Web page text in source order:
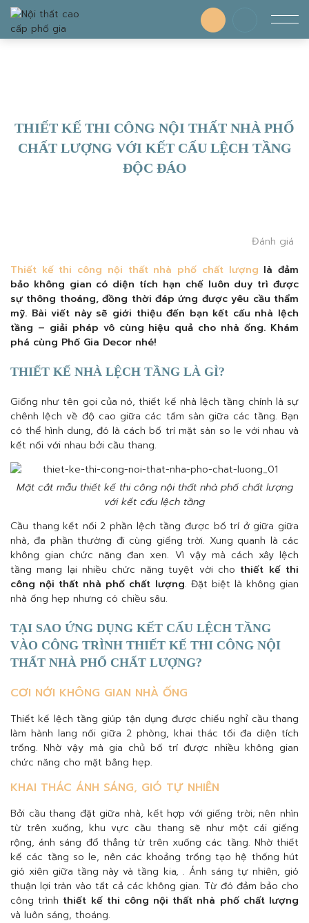
THIẾT KẾ THI CÔNG NỘI THẤT NHÀ PHỐ
CHẤT LƯỢNG VỚI KẾT CẤU LỆCH TẦNG
ĐỘC ĐÁO
Đánh giá
Thiết kế thi công nội thất nhà phố chất lượng là đảm
bảo không gian có diện tích hạn chế luôn duy trì được
sự thông thoáng, đồng thời đáp ứng được yêu cầu thẩm
mỹ. Bài viết này sẽ giới thiệu đến bạn kết cấu nhà lệch
tầng – giải pháp vô cùng hiệu quả cho nhà ống. Khám
phá cùng Phố Gia Decor nhé!
THIẾT KẾ NHÀ LỆCH TẦNG LÀ GÌ?
Giống như tên gọi của nó, thiết kế nhà lệch tầng chính là sự
chênh lệch về độ cao giữa các tấm sàn giữa các tầng. Bạn
có thể hình dung, đó là cách bố trí mặt sàn so le với nhau và
kết nối với nhau bởi cầu thang.
Mặt cắt mẫu thiết kế thi công nội thất nhà phố chất lượng
với kết cấu lệch tầng
Cầu thang kết nối 2 phần lệch tầng được bố trí ở giữa giữa
nhà, đa phần thường đi cùng giếng trời. Xung quanh là các
không gian chức năng đan xen. Vì vậy mà cách xây lệch
tầng mang lại nhiều chức năng tuyệt vời cho thiết kế thi
công nội thất nhà phố chất lượng. Đặt biệt là không gian
nhà ống hẹp nhưng có chiều sâu.
TẠI SAO ỨNG DỤNG KẾT CẤU LỆCH TẦNG
VÀO CÔNG TRÌNH THIẾT KẾ THI CÔNG NỘI
THẤT NHÀ PHỐ CHẤT LƯỢNG?
CƠI NỚI KHÔNG GIAN NHÀ ỐNG
Thiết kế lệch tầng giúp tận dụng được chiếu nghỉ cầu thang
làm hành lang nối giữa 2 phòng, khai thác tối đa diện tích
trống. Nhờ vậy mà gia chủ bố trí được nhiều không gian
chức năng cho mặt bằng hẹp.
KHAI THÁC ÁNH SÁNG, GIÓ TỰ NHIÊN
Bởi cầu thang đặt giữa nhà, kết hợp với giếng trời; nên nhìn
từ trên xuống, khu vực cầu thang sẽ như một cái giếng
rộng, ánh sáng đổ thẳng từ trên xuống các tầng. Nhờ thiết
kế các tầng so le, nên các khoảng trống tạo hệ thống hút
gió xiên giữa tầng này và tầng kia, . Ánh sáng tự nhiên, gió
thuận lợi tràn vào tất cả các không gian. Từ đó đảm bảo cho
công trình thiết kế thi công nội thất nhà phố chất lượng
và luôn sáng, thoáng.